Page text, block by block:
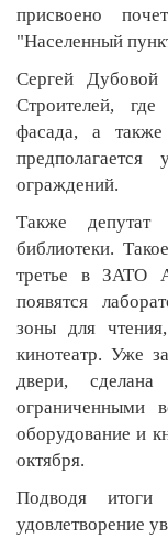
присвоено
"Населенный
Сергей
Строителей, где
фасада, а
ограждений.
Также
библиотеки.
третье в ЗАТО
появятся
зоны для
кинотеатр. Уже
двери,
ограниченными
оборудование и
октября.
Подводя
удовлетворение